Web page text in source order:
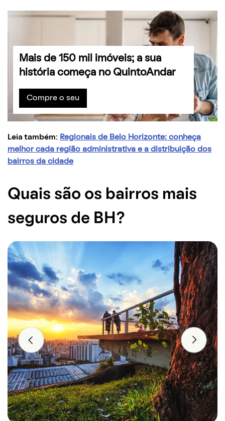
Mais de 150 mil imóveis; a sua
história começa no QuintoAndar
Compre o seu
Leia também: Regionais de Belo Horizonte: conheça
melhor cada região administrativa e a distribuição dos
bairros da cidade
Quais são os bairros mais
seguros de BH?
Previous Next